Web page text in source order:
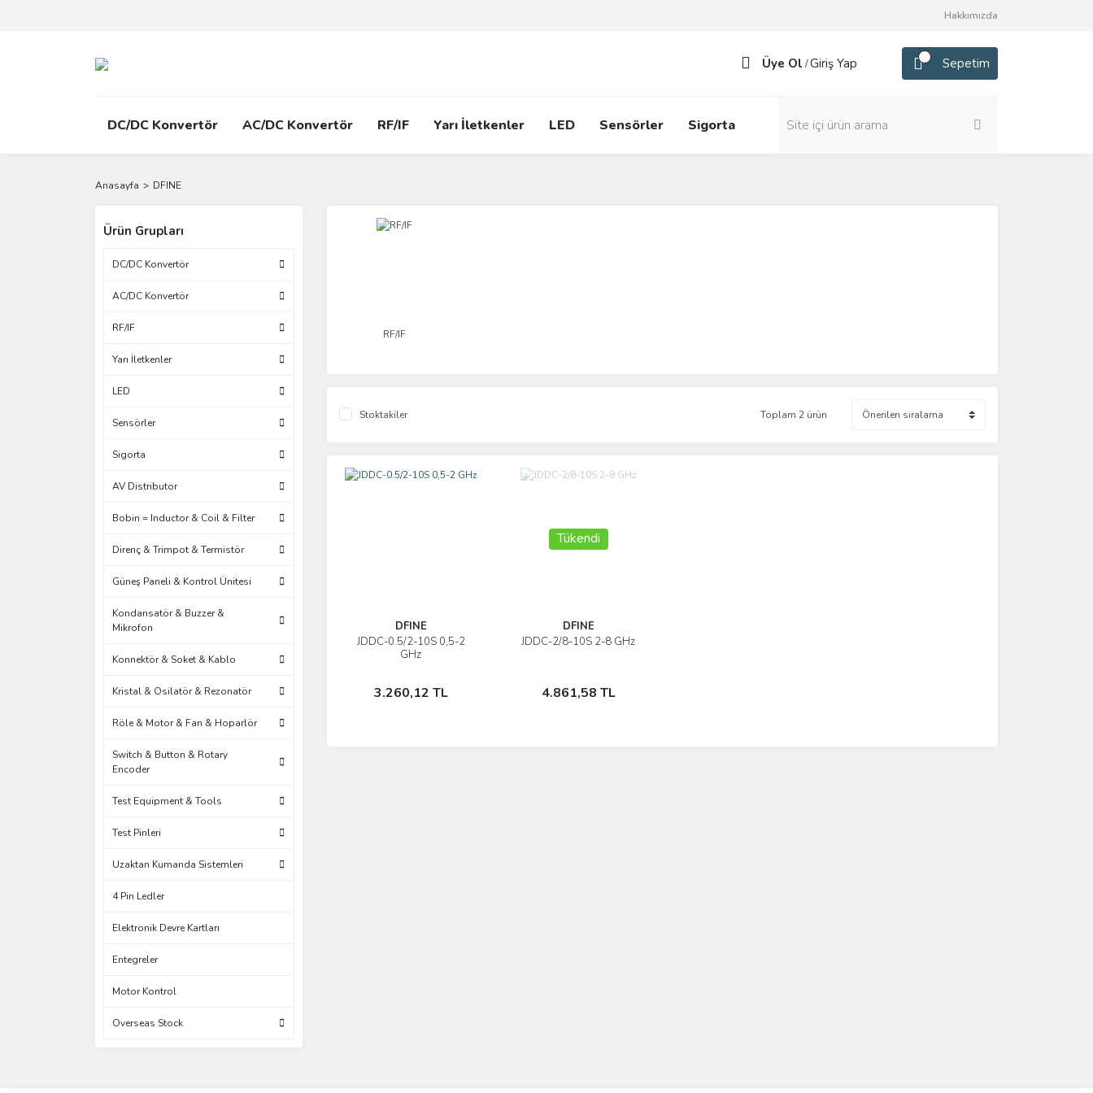
Hakkımızda
Üye Ol /Giriş Yap Sepetim
DC/DC Konvertör AC/DC Konvertör RF/IF Yarı İletkenler LED Sensörler Sigorta
Anasayfa DFINE
Ürün Grupları
DC/DC Konvertör
AC/DC Konvertör
RF/IF
Yarı İletkenler
LED
Sensörler
Sigorta
AV Distributor
Bobin = Inductor & Coil & Filter
Direnç & Trimpot & Termistör
Güneş Paneli & Kontrol Ünitesi
Kondansatör & Buzzer &
Mikrofon
Konnektör & Soket & Kablo
Kristal & Osilatör & Rezonatör
Röle & Motor & Fan & Hoparlör
Switch & Button & Rotary
Encoder
Test Equipment & Tools
Test Pinleri
Uzaktan Kumanda Sistemleri
4 Pin Ledler
Elektronik Devre Kartları
Entegreler
Motor Kontrol
Overseas Stock
RF/IF
Stoktakiler Toplam 2 ürün
DFINE
JDDC-0.5/2-10S 0,5-2
GHz
3.260,12 TL
İncele
Sepete Ekle
Tükendi
DFINE
JDDC-2/8-10S 2-8 GHz
4.861,58 TL
İncele
Stokta Yok